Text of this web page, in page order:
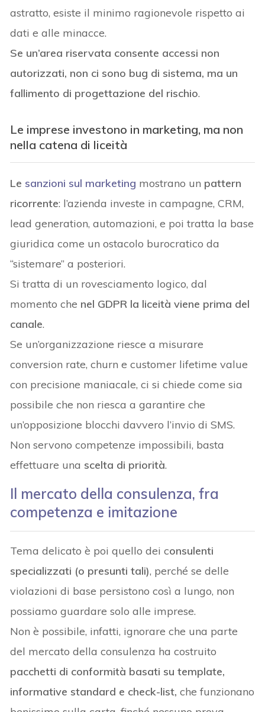
astratto, esiste il minimo ragionevole rispetto ai
dati e alle minacce.
Se un’area riservata consente accessi non
autorizzati, non ci sono bug di sistema, ma un
fallimento di progettazione del rischio.
Le imprese investono in marketing, ma non
nella catena di liceità
Le sanzioni sul marketing mostrano un pattern
ricorrente: l’azienda investe in campagne, CRM,
lead generation, automazioni, e poi tratta la base
giuridica come un ostacolo burocratico da
“sistemare” a posteriori.
Si tratta di un rovesciamento logico, dal
momento che nel GDPR la liceità viene prima del
canale.
Se un’organizzazione riesce a misurare
conversion rate, churn e customer lifetime value
con precisione maniacale, ci si chiede come sia
possibile che non riesca a garantire che
un’opposizione blocchi davvero l’invio di SMS.
Non servono competenze impossibili, basta
effettuare una scelta di priorità.
Il mercato della consulenza, fra
competenza e imitazione
Tema delicato è poi quello dei consulenti
specializzati (o presunti tali), perché se delle
violazioni di base persistono così a lungo, non
possiamo guardare solo alle imprese.
Non è possibile, infatti, ignorare che una parte
del mercato della consulenza ha costruito
pacchetti di conformità basati su template,
informative standard e check-list, che funzionano